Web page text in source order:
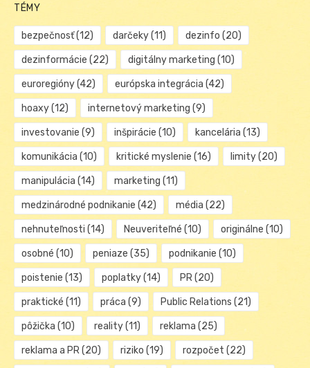
TÉMY
bezpečnosť(12) darčeky(11) dezinfo (20)
dezinformácie (22) digitálny marketing (10)
euroregióny(42) európska integrácia (42)
hoaxy(12) internetový marketing (9)
investovanie (9) inšpirácie (10) kancelária (13)
komunikácia (10) kritické myslenie (16) limity(20)
manipulácia (14) marketing (11)
medzinárodné podnikanie (42) média (22)
nehnuteľnosti (14) Neuveriteľné (10) originálne (10)
osobné (10) peniaze (35) podnikanie (10)
poistenie (13) poplatky(14) PR(20)
praktické (11) práca (9) Public Relations (21)
pôžička (10) reality(11) reklama (25)
reklama a PR(20) riziko (19) rozpočet (22)